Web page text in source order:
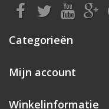
Categorieën
Mijn account
Winkelinformatie